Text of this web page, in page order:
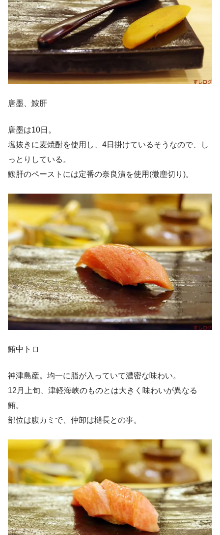
唐墨、鮟肝
唐墨は10日。
塩抜きに麦焼酎を使用し、4日掛けているそうなので、し
っとりしている。
鮟肝のペーストには定番の奈良漬を使用(微塵切り)。
鮪中トロ
神津島産。均一に脂が入っていて濃密な味わい。
12月上旬、津軽海峡のものとは大きく味わいが異なる
鮪。
部位は腹カミで、仲卸は樋長との事。